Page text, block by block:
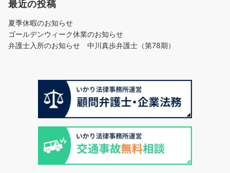
最近の投稿
夏季休暇のお知らせ
ゴールデンウィーク休業のお知らせ
弁護士入所のお知らせ 中川真歩弁護士（第78期）